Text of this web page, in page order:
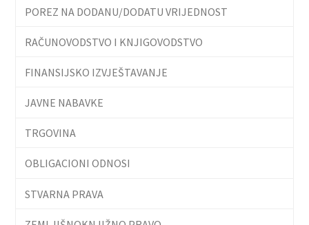
POREZ NA DODANU/DODATU VRIJEDNOST
RAČUNOVODSTVO I KNJIGOVODSTVO
FINANSIJSKO IZVJEŠTAVANJE
JAVNE NABAVKE
TRGOVINA
OBLIGACIONI ODNOSI
STVARNA PRAVA